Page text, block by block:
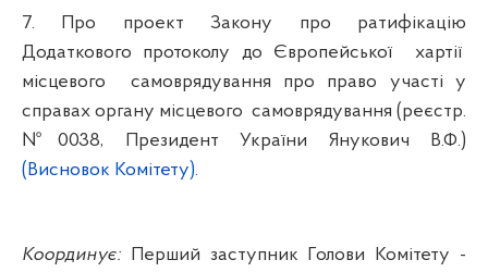
7. Про проект
Закону про ратифікацію
Додаткового протоколу до Європейської
хартії
місцевого
самоврядування про право участі у
справах органу місцевого самоврядування (реєстр.
№0038, Президент України Янукович В.Ф.)
( Висновок Комітету).
Координує:
Перший заступник Голови Комітету -